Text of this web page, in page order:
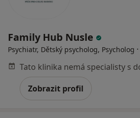
Family Hub Nusle
Psychiatr, Dětský psycholog, Psycholog ·
Zobrazit profil